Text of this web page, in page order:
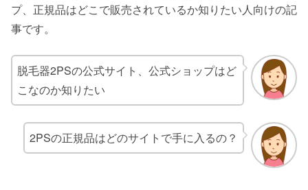
プ、正規品はどこで販売されているか知りたい人向けの記
事です。
脱毛器2PSの公式サイト、公式ショップはど
こなのか知りたい
2PSの正規品はどのサイトで手に入るの？